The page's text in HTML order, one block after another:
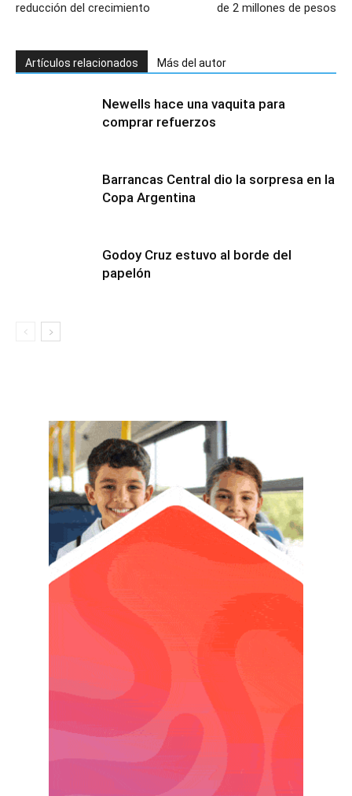
reducción del crecimiento
de 2 millones de pesos
Artículos relacionados Más del autor
Newells hace una vaquita para
comprar refuerzos
Barrancas Central dio la sorpresa en la
Copa Argentina
Godoy Cruz estuvo al borde del
papelón